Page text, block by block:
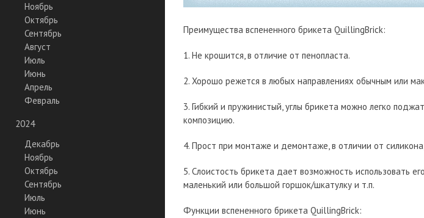
Ноябрь
Октябрь
Сентябрь
Август
Июль
Июнь
Апрель
Февраль
2024
Декабрь
Ноябрь
Октябрь
Сентябрь
Июль
Июнь
Преимущества вспененного брикета QuillingBrick:
1. Не крошится, в отличие от пенопласта.
2. Хорошо режется в любых направлениях обычным или
3. Гибкий и пружинистый, углы брикета можно легко
композицию.
4. Прост при монтаже и демонтаже, в отличии от
5. Слоистость брикета дает возможность использовать
маленький или большой горшок/шкатулку и т.п.
Функции вспененного брикета QuillingBrick: